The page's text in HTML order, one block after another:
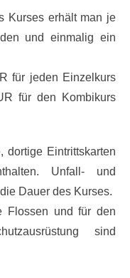
Kurses erhält man je
und einmalig ein
für jeden Einzelkurs
für den Kombikurs
dortige Eintrittskarten
Unfall- und
Dauer des Kurses.
Flossen und für den
sind